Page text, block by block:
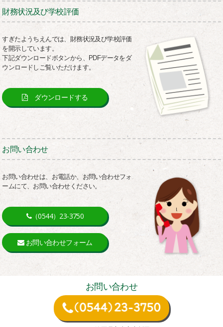
財務状況及び学校評価
すぎたようちえんでは、財務状況及び学校評価
を開示しています。
下記ダウンロードボタンから、PDFデータをダ
ウンロードしご覧いただけます。
ダウンロードする
お問い合わせ
お問い合わせは、お電話か、お問い合わせフォ
ームにて、お問い合わせください。
（0544）23-3750
お問い合わせフォーム
お問い合わせ